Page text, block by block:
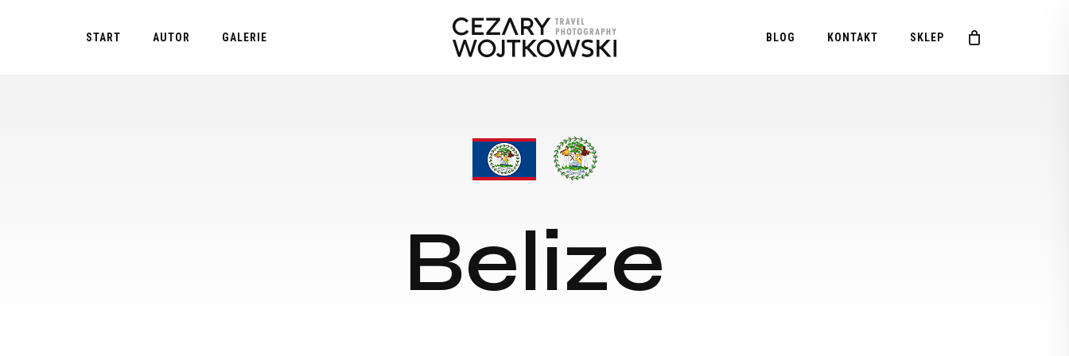
START AUTOR GALERIE BLOG KONTAKT SKLEP
Belize